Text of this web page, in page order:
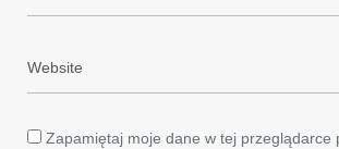
Zapamiętaj moje dane w tej przeglądarce